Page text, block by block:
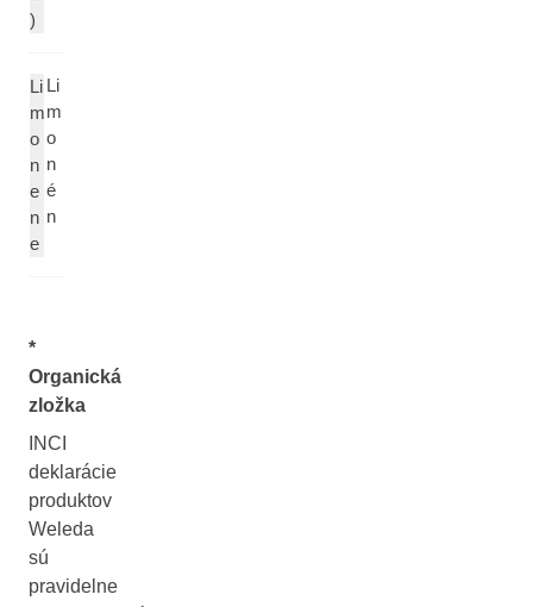
)
Li
m
o
n
e
n
e
Li
m
o
n
é
n
*
Organická
zložka
INCI
deklarácie
produktov
Weleda
sú
pravidelne